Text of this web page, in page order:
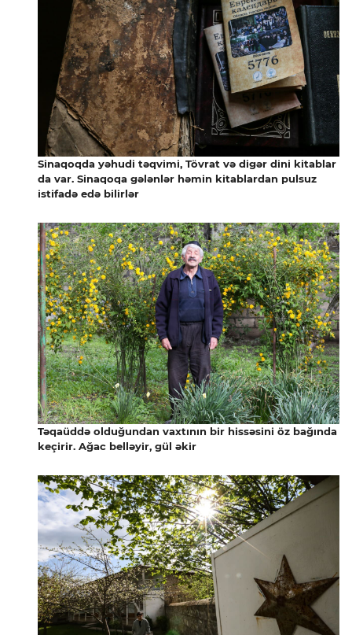
Sinaqoqda yəhudi təqvimi, Tövrat və digər dini kitablar
da var. Sinaqoqa gələnlər həmin kitablardan pulsuz
istifadə edə bilirlər
Təqaüddə olduğundan vaxtının bir hissəsini öz bağında
keçirir. Ağac belləyir, gül əkir